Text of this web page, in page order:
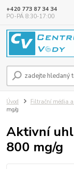
+420 773 87 34 34
PO-PÁ 8:30-17:00
Úvod Filtrační média
mg/g
Aktivní
800 mg/g